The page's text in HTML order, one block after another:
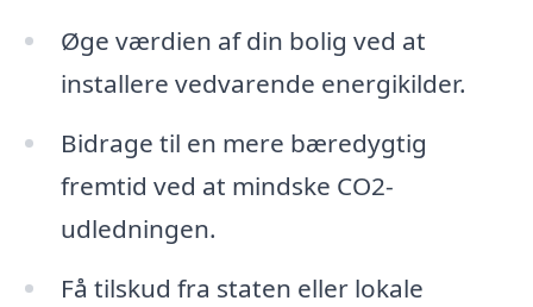
Øge værdien af din bolig ved at
installere vedvarende energikilder.
Bidrage til en mere bæredygtig
fremtid ved at mindske CO2-
udledningen.
Få tilskud fra staten eller lokale